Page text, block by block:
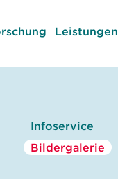
Leistungen
Infoservice
Bildergalerie